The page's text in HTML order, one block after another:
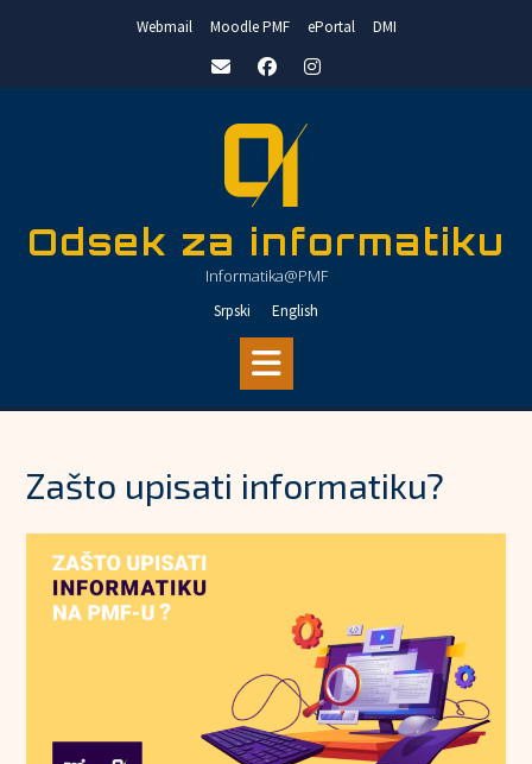
Webmail Moodle PMF ePortal DMI
Odsek za informatiku
Informatika@PMF
Srpski English
Zašto upisati informatiku?